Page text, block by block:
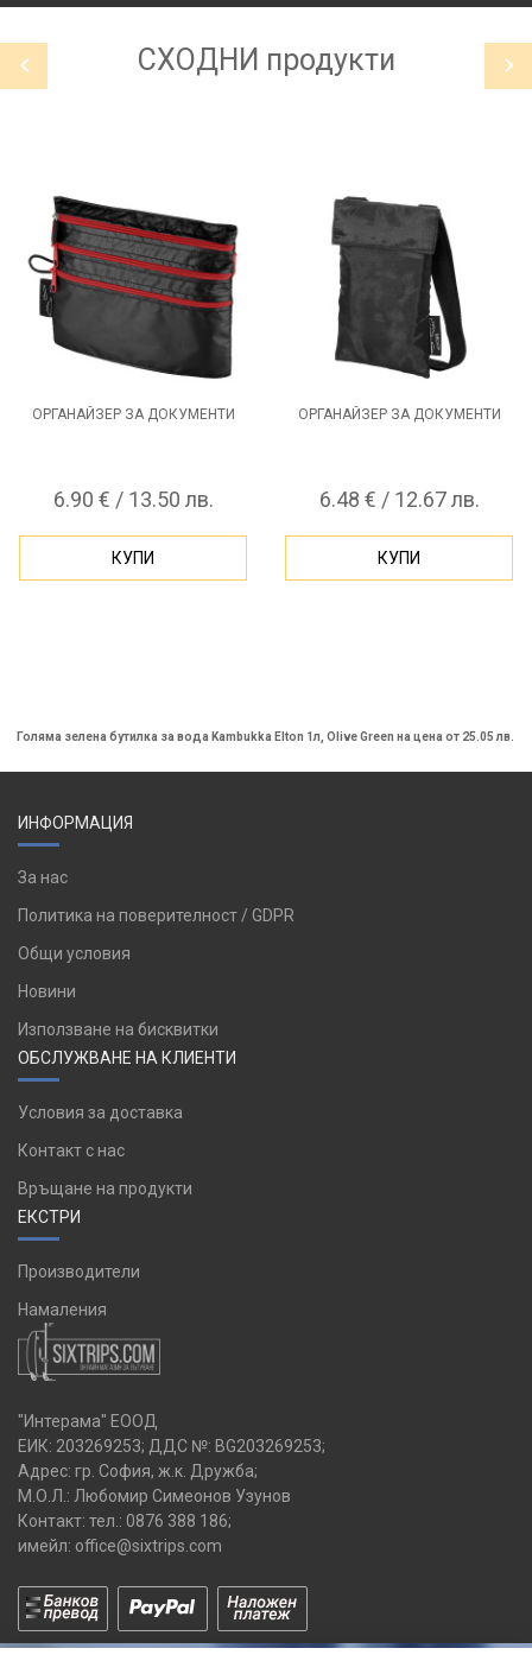
СХОДНИ продукти
ОРГАНАЙЗЕР ЗА ДОКУМЕНТИ
6.90 € / 13.50 лв.
КУПИ
ОРГАНАЙЗЕР ЗА ДОКУМЕНТИ
6.48 € / 12.67 лв.
КУПИ
Голяма зелена бутилка за вода Kambukka Elton 1л, Olive Green на цена от 25.05 лв.
ИНФОРМАЦИЯ
За нас
Политика на поверителност / GDPR
Общи условия
Новини
Използване на бисквитки
ОБСЛУЖВАНЕ НА КЛИЕНТИ
Условия за доставка
Контакт с нас
Връщане на продукти
ЕКСТРИ
Производители
Намаления
"Интерама" ЕООД
ЕИК: 203269253; ДДС №: BG203269253;
Адрес: гр. София, ж.к. Дружба;
М.О.Л.: Любомир Симеонов Узунов
Контакт: тел.: 0876 388 186;
имейл: office@sixtrips.com